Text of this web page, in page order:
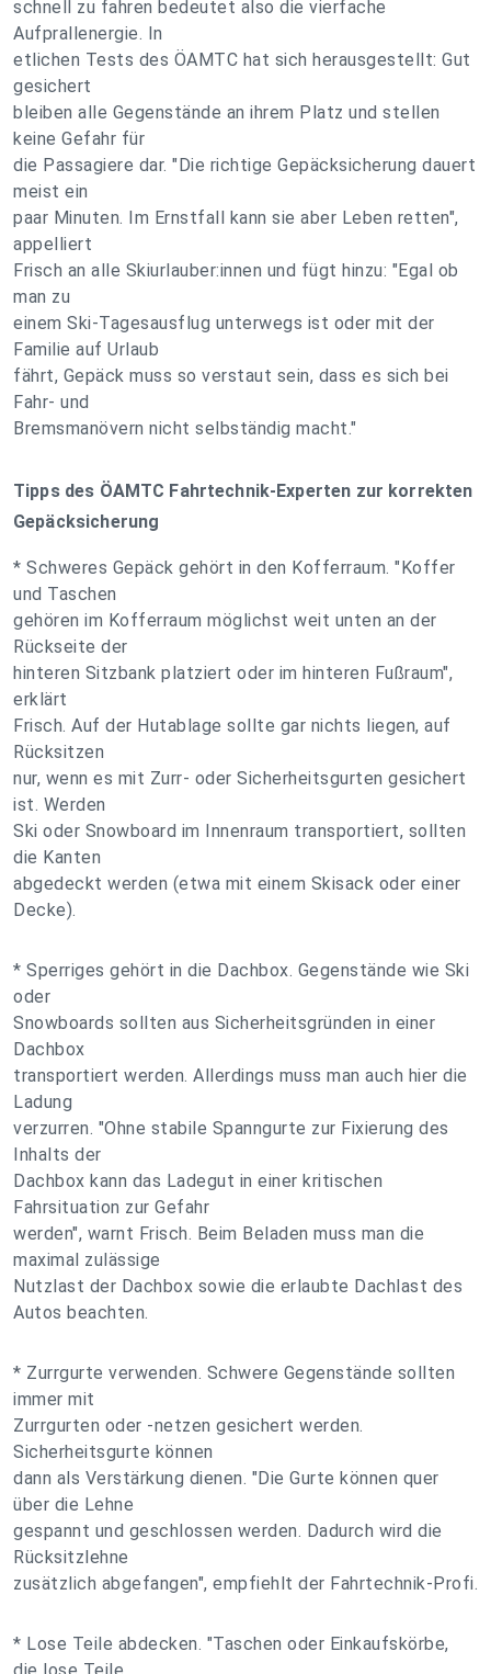
schnell zu fahren bedeutet also die vierfache
Aufprallenergie. In
etlichen Tests des ÖAMTC hat sich herausgestellt: Gut
gesichert
bleiben alle Gegenstände an ihrem Platz und stellen
keine Gefahr für
die Passagiere dar. "Die richtige Gepäcksicherung dauert
meist ein
paar Minuten. Im Ernstfall kann sie aber Leben retten",
appelliert
Frisch an alle Skiurlauber:innen und fügt hinzu: "Egal ob
man zu
einem Ski-Tagesausflug unterwegs ist oder mit der
Familie auf Urlaub
fährt, Gepäck muss so verstaut sein, dass es sich bei
Fahr- und
Bremsmanövern nicht selbständig macht."
Tipps des ÖAMTC Fahrtechnik-Experten zur korrekten
Gepäcksicherung
* Schweres Gepäck gehört in den Kofferraum. "Koffer
und Taschen
gehören im Kofferraum möglichst weit unten an der
Rückseite der
hinteren Sitzbank platziert oder im hinteren Fußraum",
erklärt
Frisch. Auf der Hutablage sollte gar nichts liegen, auf
Rücksitzen
nur, wenn es mit Zurr- oder Sicherheitsgurten gesichert
ist. Werden
Ski oder Snowboard im Innenraum transportiert, sollten
die Kanten
abgedeckt werden (etwa mit einem Skisack oder einer
Decke).
* Sperriges gehört in die Dachbox. Gegenstände wie Ski
oder
Snowboards sollten aus Sicherheitsgründen in einer
Dachbox
transportiert werden. Allerdings muss man auch hier die
Ladung
verzurren. "Ohne stabile Spanngurte zur Fixierung des
Inhalts der
Dachbox kann das Ladegut in einer kritischen
Fahrsituation zur Gefahr
werden", warnt Frisch. Beim Beladen muss man die
maximal zulässige
Nutzlast der Dachbox sowie die erlaubte Dachlast des
Autos beachten.
* Zurrgurte verwenden. Schwere Gegenstände sollten
immer mit
Zurrgurten oder -netzen gesichert werden.
Sicherheitsgurte können
dann als Verstärkung dienen. "Die Gurte können quer
über die Lehne
gespannt und geschlossen werden. Dadurch wird die
Rücksitzlehne
zusätzlich abgefangen", empfiehlt der Fahrtechnik-Profi.
* Lose Teile abdecken. "Taschen oder Einkaufskörbe,